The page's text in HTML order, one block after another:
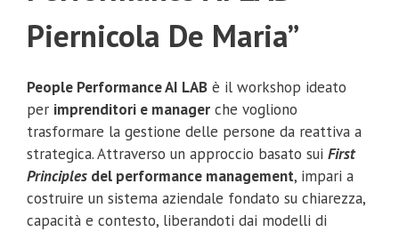
Piernicola De Maria”
People Performance AI LAB è il workshop ideato
per imprenditori e manager che vogliono
trasformare la gestione delle persone da reattiva a
strategica. Attraverso un approccio basato sui First
Principles del performance management, impari a
costruire un sistema aziendale fondato su chiarezza,
capacità e contesto, liberandoti dai modelli di